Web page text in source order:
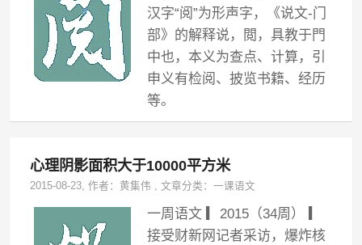
汉字“阅”为形声字，《说文-门
部》的解释说，閲，具教于門
中也，本义为查点、计算，引
申义有检阅、披览书籍、经历
等。
心理阴影面积大于10000平方米
2015-08-23, 作者：黄集伟 ,文章分类：一课语文
一周语文 ▎2015（34周） ▎
接受财新网记者采访，爆炸核